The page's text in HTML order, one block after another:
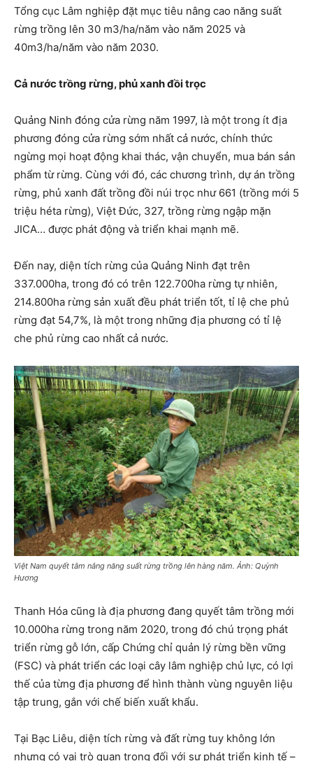
Tổng cục Lâm nghiệp đặt mục tiêu nâng cao năng suất
rừng trồng lên 30 m3/ha/năm vào năm 2025 và
40m3/ha/năm vào năm 2030.
Cả nước trồng rừng, phủ xanh đồi trọc
Quảng Ninh đóng cửa rừng năm 1997, là một trong ít địa
phương đóng cửa rừng sớm nhất cả nước, chính thức
ngừng mọi hoạt động khai thác, vận chuyển, mua bán sản
phẩm từ rừng. Cùng với đó, các chương trình, dự án trồng
rừng, phủ xanh đất trồng đồi núi trọc như 661 (trồng mới 5
triệu héta rừng), Việt Đức, 327, trồng rừng ngập mặn
JICA… được phát động và triển khai mạnh mẽ.
Đến nay, diện tích rừng của Quảng Ninh đạt trên
337.000ha, trong đó có trên 122.700ha rừng tự nhiên,
214.800ha rừng sản xuất đều phát triển tốt, tỉ lệ che phủ
rừng đạt 54,7%, là một trong những địa phương có tỉ lệ
che phủ rừng cao nhất cả nước.
Việt Nam quyết tâm nâng năng suất rừng trồng lên hàng năm. Ảnh: Quỳnh
Hương
Thanh Hóa cũng là địa phương đang quyết tâm trồng mới
10.000ha rừng trong năm 2020, trong đó chú trọng phát
triển rừng gỗ lớn, cấp Chứng chỉ quản lý rừng bền vững
(FSC) và phát triển các loại cây lâm nghiệp chủ lực, có lợi
thế của từng địa phương để hình thành vùng nguyên liệu
tập trung, gắn với chế biến xuất khẩu.
Tại Bạc Liêu, diện tích rừng và đất rừng tuy không lớn
nhưng có vai trò quan trọng đối với sự phát triển kinh tế –